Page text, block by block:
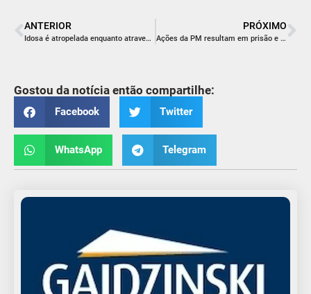
ANTERIOR
Idosa é atropelada enquanto atravessava rua em Criciúma
PRÓXIMO
Ações da PM resultam em prisão e intimação judicial em duas cidades do Sul
Gostou da notícia então compartilhe:
Facebook Twitter
WhatsApp Telegram